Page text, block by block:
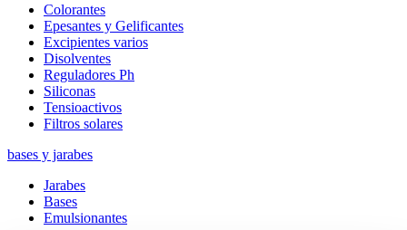
Colorantes
Epesantes y Gelificantes
Excipientes varios
Disolventes
Reguladores Ph
Siliconas
Tensioactivos
Filtros solares
bases y jarabes
Jarabes
Bases
Emulsionantes